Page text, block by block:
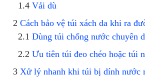
Vải dù
Cách bảo vệ túi xách da khi ra
Dùng túi chống nước chuyên
Ưu tiên túi đeo chéo hoặc túi
Xử lý nhanh khi túi bị dính nước